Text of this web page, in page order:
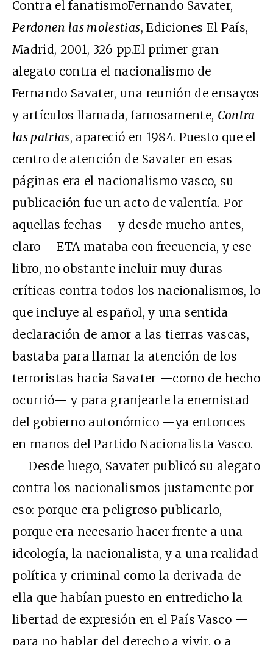
Contra el fanatismoFernando Savater,
Perdonen las molestias, Ediciones El País,
Madrid, 2001, 326 pp.El primer gran
alegato contra el nacionalismo de
Fernando Savater, una reunión de ensayos
y artículos llamada, famosamente, Contra
las patrias, apareció en 1984. Puesto que el
centro de atención de Savater en esas
páginas era el nacionalismo vasco, su
publicación fue un acto de valentía. Por
aquellas fechas —y desde mucho antes,
claro— ETA mataba con frecuencia, y ese
libro, no obstante incluir muy duras
críticas contra todos los nacionalismos, lo
que incluye al español, y una sentida
declaración de amor a las tierras vascas,
bastaba para llamar la atención de los
terroristas hacia Savater —como de hecho
ocurrió— y para granjearle la enemistad
del gobierno autonómico —ya entonces
en manos del Partido Nacionalista Vasco.
Desde luego, Savater publicó su alegato
contra los nacionalismos justamente por
eso: porque era peligroso publicarlo,
porque era necesario hacer frente a una
ideología, la nacionalista, y a una realidad
política y criminal como la derivada de
ella que habían puesto en entredicho la
libertad de expresión en el País Vasco —
para no hablar del derecho a vivir, o a